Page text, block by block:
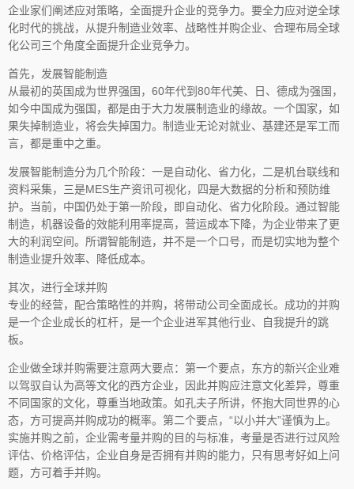
企业家们阐述应对策略，全面提升企业的竞争力。要全力应对逆全球
化时代的挑战，从提升制造业效率、战略性并购企业、合理布局全球
化公司三个角度全面提升企业竞争力。
首先，发展智能制造
从最初的英国成为世界强国，60年代到80年代美、日、德成为强国，
如今中国成为强国，都是由于大力发展制造业的缘故。一个国家，如
果失掉制造业，将会失掉国力。制造业无论对就业、基建还是军工而
言，都是重中之重。
发展智能制造分为几个阶段：一是自动化、省力化，二是机台联线和
资料采集，三是MES生产资讯可视化，四是大数据的分析和预防维
护。当前，中国仍处于第一阶段，即自动化、省力化阶段。通过智能
制造，机器设备的效能利用率提高，营运成本下降，为企业带来了更
大的利润空间。所谓智能制造，并不是一个口号，而是切实地为整个
制造业提升效率、降低成本。
其次，进行全球并购
专业的经营，配合策略性的并购，将带动公司全面成长。成功的并购
是一个企业成长的杠杆，是一个企业进军其他行业、自我提升的跳
板。
企业做全球并购需要注意两大要点：第一个要点，东方的新兴企业难
以驾驭自认为高等文化的西方企业，因此并购应注意文化差异，尊重
不同国家的文化，尊重当地政策。如孔夫子所讲，怀抱大同世界的心
态，方可提高并购成功的概率。第二个要点，“以小并大”谨慎为上。
实施并购之前，企业需考量并购的目的与标准，考量是否进行过风险
评估、价格评估，企业自身是否拥有并购的能力，只有思考好如上问
题，方可着手并购。